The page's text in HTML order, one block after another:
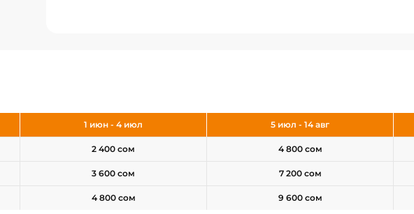
1 июн - 4 июл 5 июл - 14 авг
2 400 сом 4 800 сом
3 600 сом 7 200 сом
4 800 сом 9 600 сом